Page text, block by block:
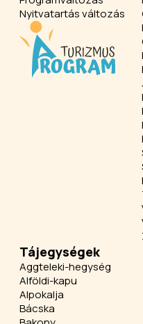
Nyitvatartás változás
Tájegységek
Aggteleki-hegység
Alföldi-kapu
Alpokalja
Bácska